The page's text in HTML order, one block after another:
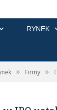
RYNEK
» Firmy »